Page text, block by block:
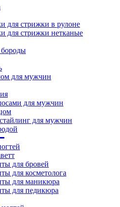
для стрижки в рулоне
для стрижки нетканые
бороды
для мужчин
для мужчин
для мужчин
для бровей
для косметолога
для маникюра
для педикюра